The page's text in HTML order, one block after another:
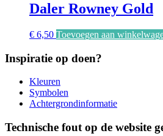
Daler Rowney Gold
€ 6,50 Toevoegen aan
Inspiratie op doen?
Kleuren
Symbolen
Achtergrondinformatie
Technische fout op de website